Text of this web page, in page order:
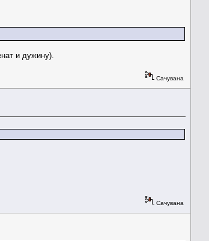
и дужину).
Сачувана
Сачувана